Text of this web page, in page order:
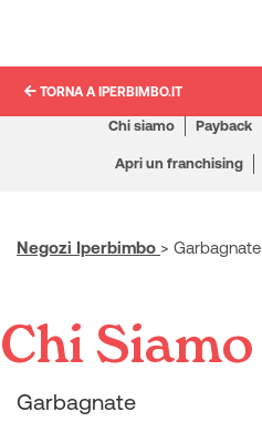
TORNA A IPERBIMBO.IT
Chi siamo Payback
Apri un franchising
Negozi Iperbimbo > Garbagnate
Chi Siamo
Garbagnate